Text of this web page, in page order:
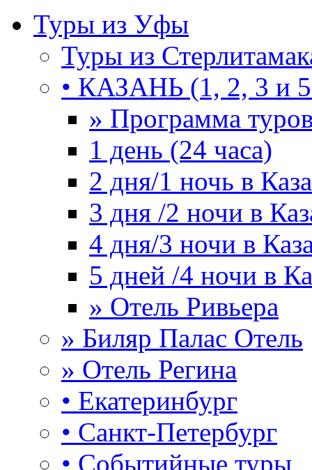
Туры из Уфы
Туры из
• КАЗАНЬ (1, 2, 3 и
» Программа
1 день (24 часа)
2 дня/1 ночь в
3 дня /2 ночи в
4 дня/3 ночи в
5 дней /4 ночи в
» Отель Ривьера
» Биляр Палас Отель
» Отель Регина
• Екатеринбург
• Санкт-Петербург
• Событийные туры